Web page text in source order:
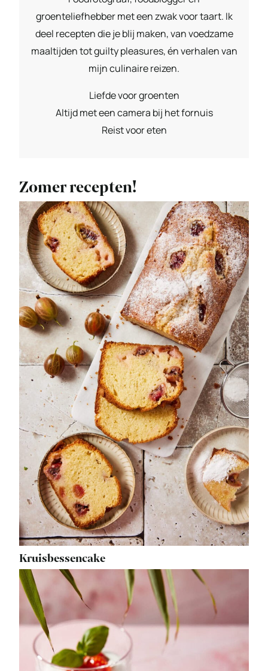
groenteliefhebber met een zwak voor taart. Ik
deel recepten die je blij maken, van voedzame
maaltijden tot guilty pleasures, én verhalen van
mijn culinaire reizen.
Liefde voor groenten
Altijd met een camera bij het fornuis
Reist voor eten
Zomer recepten!
Kruisbessencake